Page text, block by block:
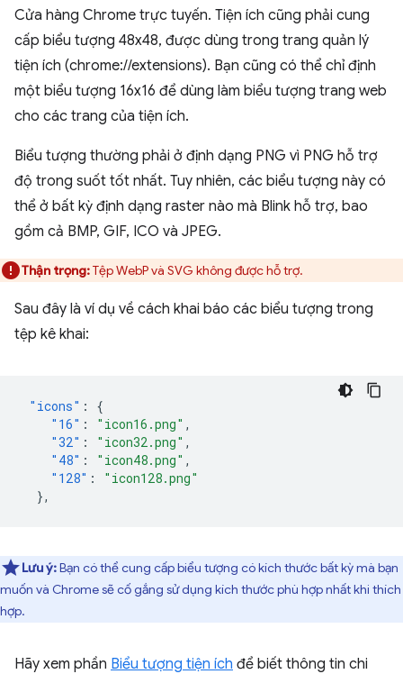
Cửa hàng Chrome trực tuyến. Tiện ích cũng phải cung
cấp biểu tượng 48x48, được dùng trong trang quản lý
tiện ích (chrome://extensions). Bạn cũng có thể chỉ định
một biểu tượng 16x16 để dùng làm biểu tượng trang web
cho các trang của tiện ích.
Biểu tượng thường phải ở định dạng PNG vì PNG hỗ trợ
độ trong suốt tốt nhất. Tuy nhiên, các biểu tượng này có
thể ở bất kỳ định dạng raster nào mà Blink hỗ trợ, bao
gồm cả BMP, GIF, ICO và JPEG.
Thận trọng:Tệp WebP và SVG không được hỗ trợ.
Sau đây là ví dụ về cách khai báo các biểu tượng trong
tệp kê khai:
"icons" :
{
"16" : "icon16.png" ,
"32" : "icon32.png" ,
"48" : "icon48.png" ,
"128" :
"icon128.png"
},
Lưu ý:Bạn có thể cung cấp biểu tượng có kích thước bất kỳ mà bạn
muốn và Chrome sẽ cố gắng sử dụng kích thước phù hợp nhất khi thích
hợp.
Hãy xem phần Biểu tượng tiện ích để biết thông tin chi